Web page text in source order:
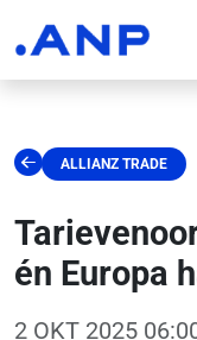
ALLIANZ TRADE
én Europa
2 OKT 2025